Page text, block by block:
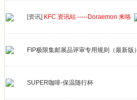
[资讯] KFC 资讯站 -----Doraemon 来咯
FIP极限集邮展品评审专用规则（最新版）
SUPER咖啡-保温随行杯